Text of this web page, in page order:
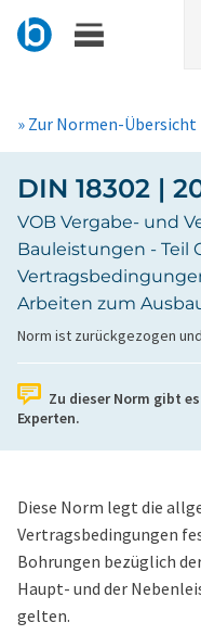
» Zur Normen-Übersicht
DIN 18302 |
VOB Vergabe- und
Bauleistungen - Teil
Arbeiten zum
Norm ist zurückgezogen
Zu dieser Norm gibt es
Experten.
Diese Norm legt die
Vertragsbedingungen
Bohrungen bezüglich
Haupt- und der
gelten.